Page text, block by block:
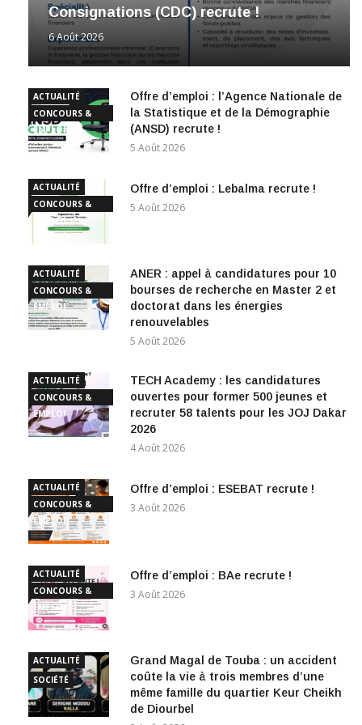
Consignations (CDC) recrute !
6 Août 2026
ACTUALITÉ
CONCOURS &
EMPLOI
Offre d’emploi : l’Agence Nationale de
la Statistique et de la Démographie
(ANSD) recrute !
5 Août 2026
ACTUALITÉ
CONCOURS &
EMPLOI
Offre d’emploi : Lebalma recrute !
5 Août 2026
ACTUALITÉ
CONCOURS &
EMPLOI
ANER : appel à candidatures pour 10
bourses de recherche en Master 2 et
doctorat dans les énergies
renouvelables
5 Août 2026
ACTUALITÉ
CONCOURS &
EMPLOI
TECH Academy : les candidatures
ouvertes pour former 500 jeunes et
recruter 58 talents pour les JOJ Dakar
2026
4 Août 2026
ACTUALITÉ
CONCOURS &
EMPLOI
Offre d’emploi : ESEBAT recrute !
3 Août 2026
ACTUALITÉ
CONCOURS &
EMPLOI
Offre d’emploi : BAe recrute !
3 Août 2026
ACTUALITÉ
SOCIÉTÉ
Grand Magal de Touba : un accident
coûte la vie à trois membres d’une
même famille du quartier Keur Cheikh
de Diourbel